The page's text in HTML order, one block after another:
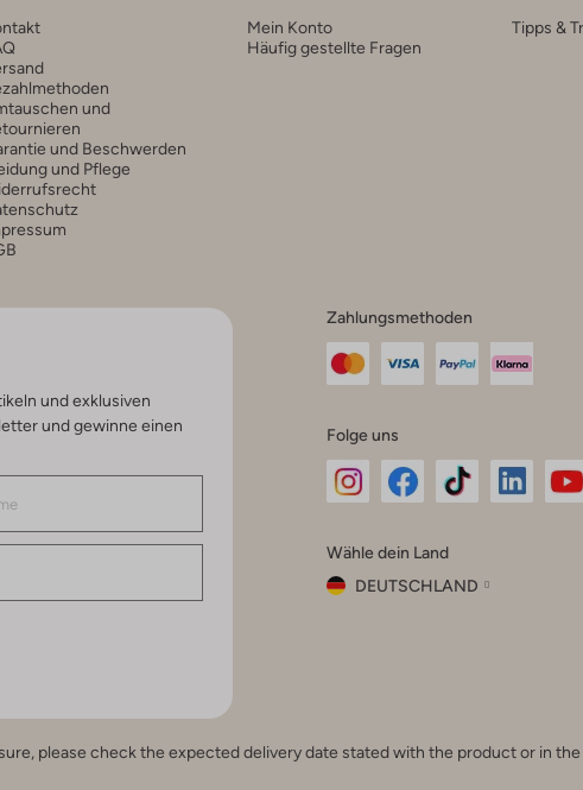
und
und Beschwerden
und Pflege
Mein Konto
Häufig gestellte Fragen
Tipps &
und exklusiven
und gewinne einen
Zahlungsmethoden
Folge uns
Instagram
Facebook
TikTok
Wähle dein Land
DEUTSCHLAND
Belgique
please check the expected delivery date stated with the product or in